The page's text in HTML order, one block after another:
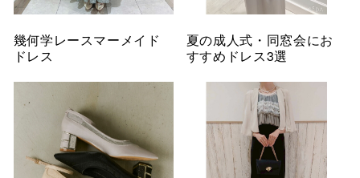
幾何学レースマーメイド
ドレス
夏の成人式・同窓会にお
すすめドレス3選